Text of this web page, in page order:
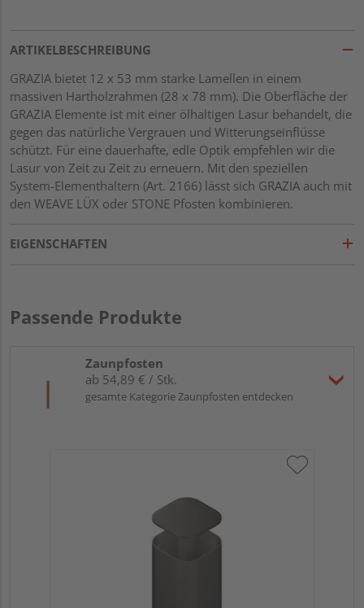
ARTIKELBESCHREIBUNG
GRAZIA bietet 12 x 53 mm starke Lamellen in einem
massiven Hartholzrahmen (28 x 78 mm). Die Oberfläche der
GRAZIA Elemente ist mit einer ölhaltigen Lasur behandelt, die
gegen das natürliche Vergrauen und Witterungseinflüsse
schützt. Für eine dauerhafte, edle Optik empfehlen wir die
Lasur von Zeit zu Zeit zu erneuern. Mit den speziellen
System-Elementhaltern (Art. 2166) lässt sich GRAZIA auch mit
den WEAVE LÜX oder STONE Pfosten kombinieren.
EIGENSCHAFTEN
Passende Produkte
Zaunpfosten
ab 54,89 € / Stk.
gesamte Kategorie Zaunpfosten entdecken